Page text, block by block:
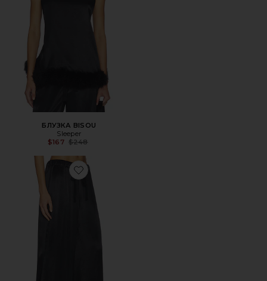
БЛУЗКА BISOU
Sleeper
$167 Previous price:
$248
Favorite ШИРОКИЕ БРЮКИ BISOU